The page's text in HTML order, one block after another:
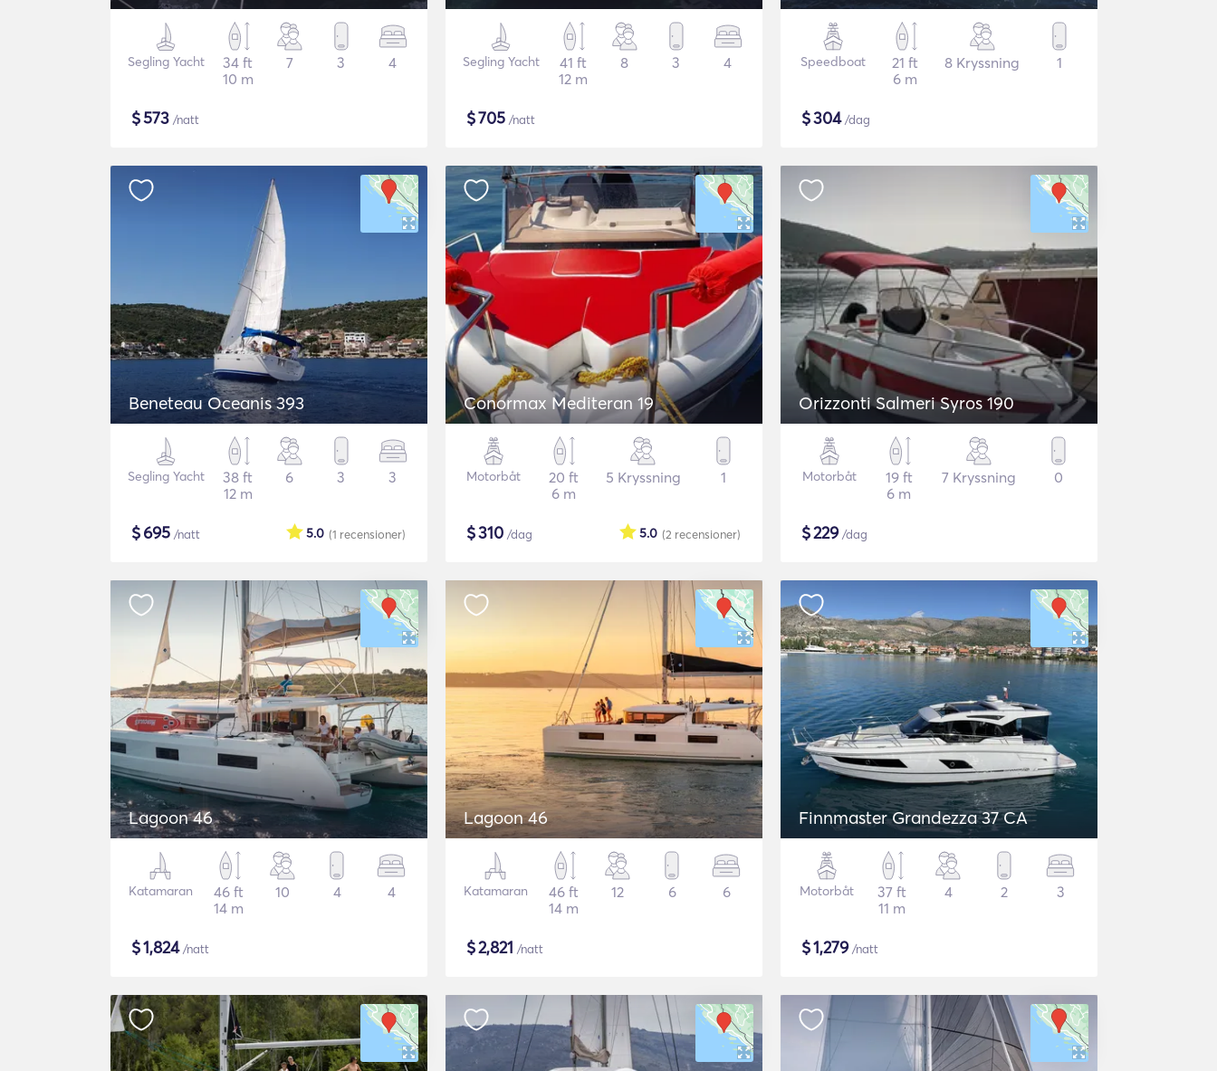
Segling Yacht
34 ft
10 m
7 3 4
$573 /natt
Segling Yacht
41 ft
12 m
8 3 4
$705 /natt
Speedboat
21 ft
6 m
8 Kryssning 1
$304/dag
Beneteau Oceanis 393
Segling Yacht
38 ft
12 m
6 3 3
$695 /natt (1 recensioner)
5.0
Conormax Mediteran 19
Motorbåt
20 ft
6 m
5 Kryssning 1
$310 /dag (2 recensioner)
5.0
Orizzonti Salmeri Syros 190
Motorbåt
19 ft
6 m
7 Kryssning 0
$229/dag
Lagoon 46
Katamaran
46 ft
14 m
10 4 4
$1,824/natt
Lagoon 46
Katamaran
46 ft
14 m
12 6 6
$2,821 /natt
Finnmaster Grandezza 37 CA
Motorbåt
37 ft
11 m
4 2 3
$1,279/natt